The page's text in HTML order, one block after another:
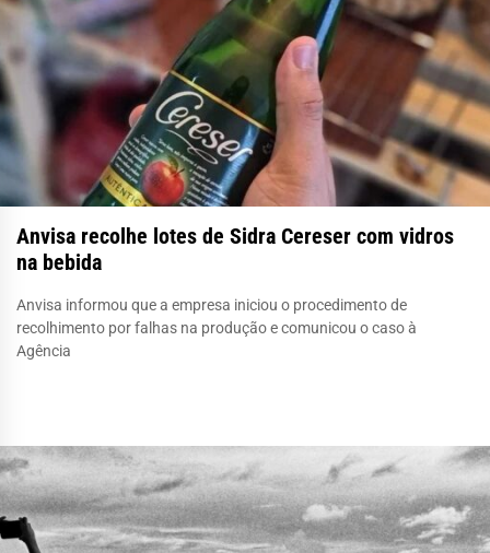
Anvisa recolhe lotes de Sidra Cereser com vidros
na bebida
Anvisa informou que a empresa iniciou o procedimento de
recolhimento por falhas na produção e comunicou o caso à
Agência